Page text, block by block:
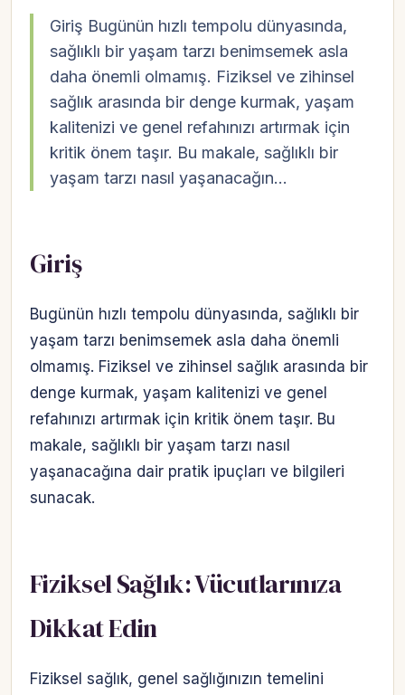
Giriş Bugünün hızlı tempolu dünyasında,
sağlıklı bir yaşam tarzı benimsemek asla
daha önemli olmamış. Fiziksel ve zihinsel
sağlık arasında bir denge kurmak, yaşam
kalitenizi ve genel refahınızı artırmak için
kritik önem taşır. Bu makale, sağlıklı bir
yaşam tarzı nasıl yaşanacağın…
Giriş
Bugünün hızlı tempolu dünyasında, sağlıklı bir
yaşam tarzı benimsemek asla daha önemli
olmamış. Fiziksel ve zihinsel sağlık arasında bir
denge kurmak, yaşam kalitenizi ve genel
refahınızı artırmak için kritik önem taşır. Bu
makale, sağlıklı bir yaşam tarzı nasıl
yaşanacağına dair pratik ipuçları ve bilgileri
sunacak.
Fiziksel Sağlık: Vücutlarınıza
Dikkat Edin
Fiziksel sağlık, genel sağlığınızın temelini